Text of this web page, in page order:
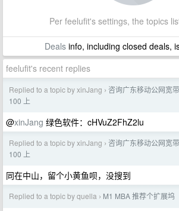
Per feelufit's settings, the topics
Dealsinfo, including closed deals,
feelufit's recent replies
Replied to a topic by xinJang › 咨询广东移动公网宽
100 上
@xinJang 绿色软件：cHVuZ2FhZ2lu
Replied to a topic by xinJang › 咨询广东移动公网宽
100 上
同在中山，留个小黄鱼呗，没搜到
Replied to a topic by quella › M1 MBA 推荐个扩展坞